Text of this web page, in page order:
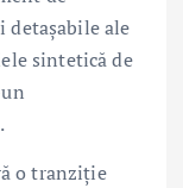
detaşabile ale
sintetică de
o tranziţie